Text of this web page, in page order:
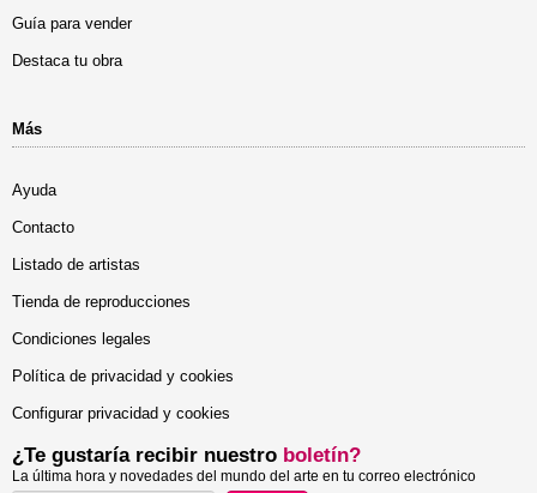
Guía para vender
Destaca tu obra
Más
Ayuda
Contacto
Listado de artistas
Tienda de reproducciones
Condiciones legales
Política de privacidad y cookies
Configurar privacidad y cookies
¿Te gustaría recibir nuestro boletín?
La última hora y novedades del mundo del arte en tu correo electrónico